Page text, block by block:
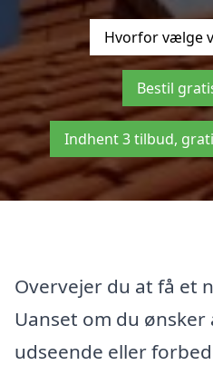
Hvorfor vælge
Bestil
Indhent 3 tilbud,
Overvejer du at få et
Uanset om du
udseende eller